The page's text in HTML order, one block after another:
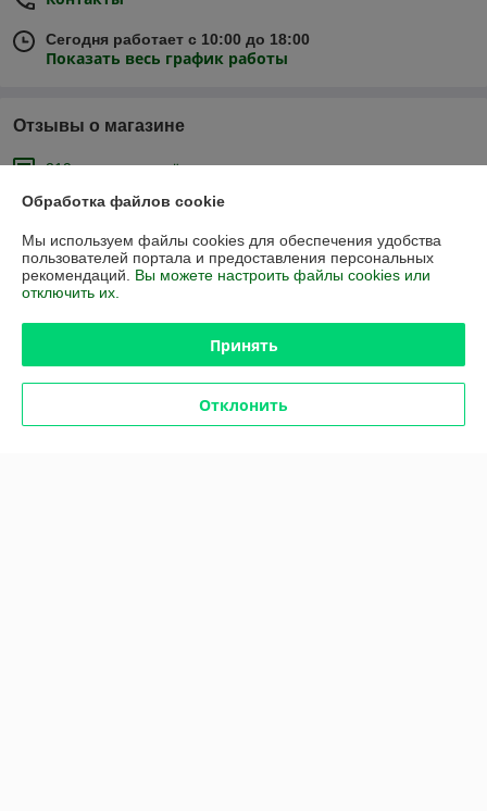
Сегодня работает с 10:00 до 18:00
Показать весь график работы
Отзывы о магазине
219 отзывов за всё время
Покупатель
Отлично
Сделка подтверждена через корзину
Обработка файлов cookie
Мы используем файлы cookies для обеспечения удобства
пользователей портала и предоставления персональных
рекомендаций. Вы можете настроить файлы cookies или
отключить их.
Принять
Отклонить